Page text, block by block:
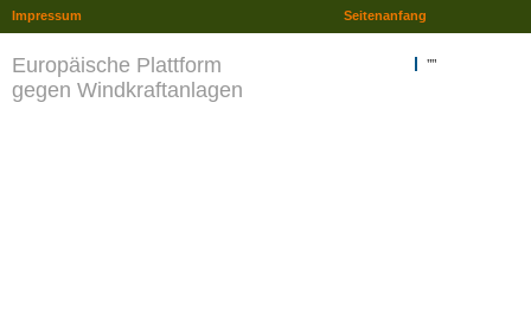
Europäische Plattform
gegen Windkraftanlagen
""
Seitenanfang
Impressum